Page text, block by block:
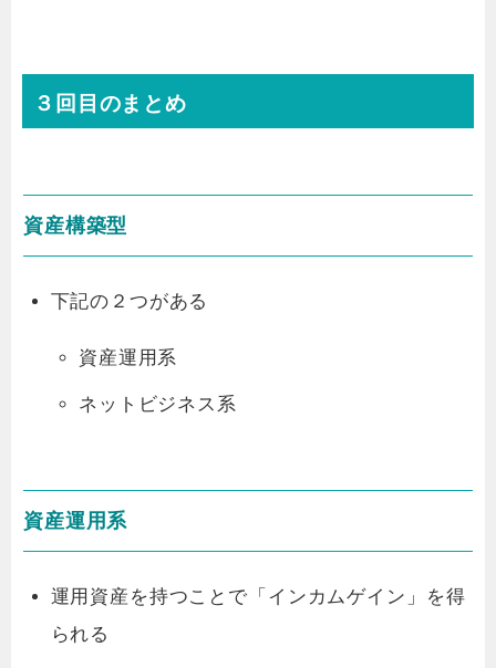
３回目のまとめ
資産構築型
下記の２つがある
資産運用系
ネットビジネス系
資産運用系
運用資産を持つことで「インカムゲイン」を得
られる